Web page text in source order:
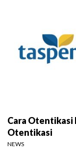
Cara Otentikasi
Otentikasi
NEWS